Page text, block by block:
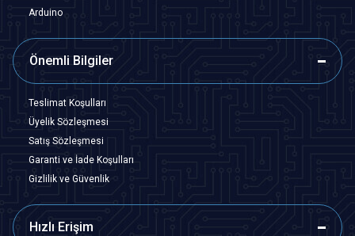
Arduino
Önemli Bilgiler
Teslimat Koşulları
Üyelik Sözleşmesi
Satış Sözleşmesi
Garanti ve İade Koşulları
Gizlilik ve Güvenlik
Hızlı Erişim